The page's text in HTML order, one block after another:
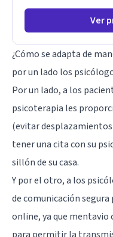
Ver
¿Cómo se adapta de
por un lado los
Por un lado, a los
psicoterapia les
(evitar
tener una cita con su
sillón de su casa.
Y por el otro, a los
de comunicación
online, ya que